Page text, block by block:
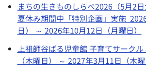
まちの生きものしらべ2026（5月2
夏休み期間中「特別企画」実施
日） ～ 2026年10月12日（月曜日）
上祖師谷ぱる児童館 子育てサーク
（木曜日） ～ 2027年3月11日（木曜